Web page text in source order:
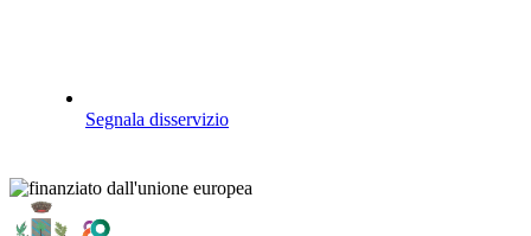
Segnala disservizio